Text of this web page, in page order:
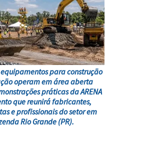
para construção
operam em área aberta
práticas da ARENA
que reunirá fabricantes,
e profissionais do setor em
Rio Grande (PR).